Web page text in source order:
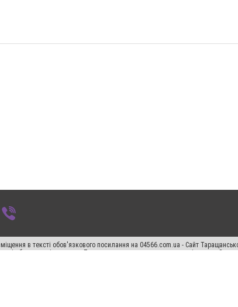
в тексті обов'язкового посилання на 04566.com.ua - Cайт
або в якості джерела. Порушення виняткових прав переслідується